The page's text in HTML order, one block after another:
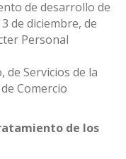
de desarrollo de
de diciembre, de
Personal
de Servicios de la
Comercio
de los